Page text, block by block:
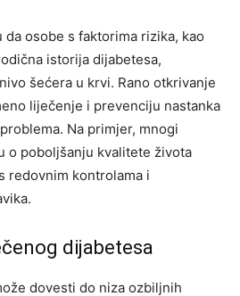
osobe s faktorima rizika, kao
istorija dijabetesa,
šećera u krvi. Rano otkrivanje
liječenje i prevenciju nastanka
Na primjer, mnogi
o poboljšanju kvalitete života
redovnim kontrolama i
dijabetesa
dovesti do niza ozbiljnih